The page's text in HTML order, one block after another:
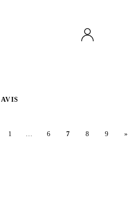
AVIS
1 6 7 8 9 »